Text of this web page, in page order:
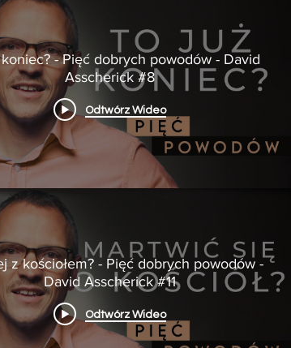
- Pięć dobrych powodów - David
Asscherick #8
Odtwórz Wideo
z kościołem? - Pięć dobrych powodów -
David Asscherick #11
Odtwórz Wideo